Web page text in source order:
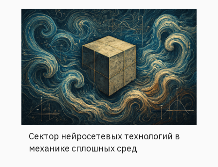
Сектор нейросетевых технологий в
механике сплошных сред